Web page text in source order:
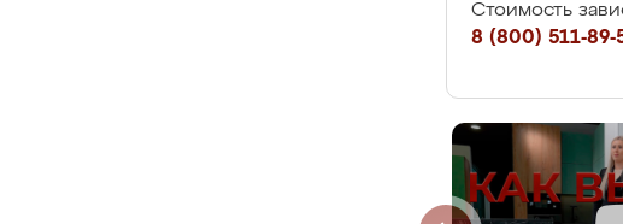
Стоимость
8 (800) 511-89-